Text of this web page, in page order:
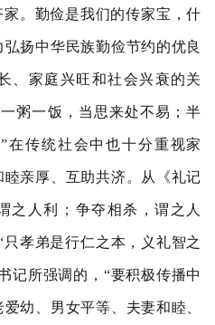
。勤俭是我们的传家宝，什
扬中华民族勤俭节约的优良
、家庭兴旺和社会兴衰的关
粥一饭，当思来处不易；半
在传统社会中也十分重视家
亲厚、互助共济。从《礼记
之人利；争夺相杀，谓之人
孝弟是行仁之本，义礼智之
记所强调的，“要积极传播中
幼、男女平等、夫妻和睦、